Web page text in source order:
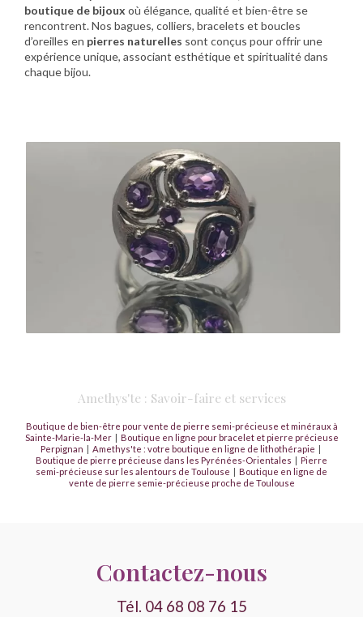
boutique de bijoux où élégance, qualité et bien-être se
rencontrent. Nos bagues, colliers, bracelets et boucles
d’oreilles en pierres naturelles sont conçus pour offrir une
expérience unique, associant esthétique et spiritualité dans
chaque bijou.
Amethys'te : Savoir-faire et services
Boutique de bien-être pour vente de pierre semi-précieuse et minéraux à
Sainte-Marie-la-Mer| Boutique en ligne pour bracelet et pierre précieuse
Perpignan | Amethys'te : votre boutique en ligne de lithothérapie |
Boutique de pierre précieuse dans les Pyrénées-Orientales | Pierre
semi-précieuse sur les alentours de Toulouse | Boutique en ligne de
vente de pierre semie-précieuse proche de Toulouse
Contactez-nous
Tél. 04 68 08 76 15